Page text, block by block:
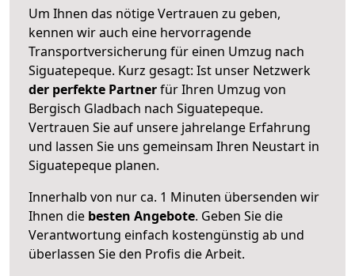
Um Ihnen das nötige Vertrauen zu geben,
kennen wir auch eine hervorragende
Transportversicherung für einen Umzug nach
Siguatepeque. Kurz gesagt: Ist unser Netzwerk
der perfekte Partnerfür Ihren Umzug von
Bergisch Gladbach nach Siguatepeque.
Vertrauen Sie auf unsere jahrelange Erfahrung
und lassen Sie uns gemeinsam Ihren Neustart in
Siguatepeque planen.
Innerhalb von nur ca. 1 Minuten übersenden wir
Ihnen die besten Angebote. Geben Sie die
Verantwortung einfach kostengünstig ab und
überlassen Sie den Profis die Arbeit.